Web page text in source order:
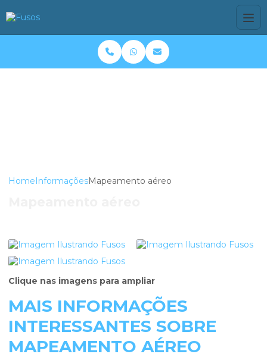
HomeInformaçõesMapeamento aéreo
Clique nas imagens para ampliar
MAIS INFORMAÇÕES
INTERESSANTES SOBRE
MAPEAMENTO AÉREO